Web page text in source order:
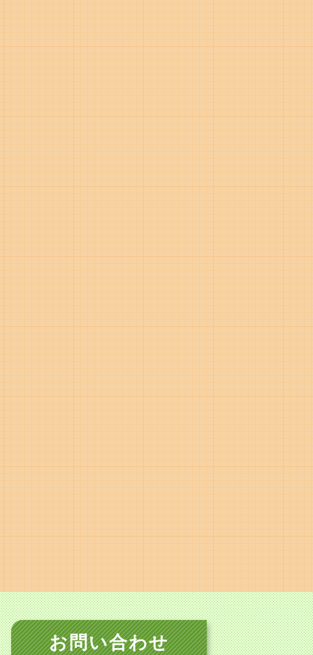
お問い合わせ